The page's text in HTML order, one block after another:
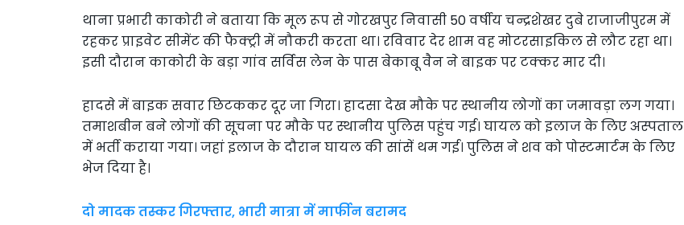
थाना प्रभारी काकोरी ने बताया कि मूल रूप से गोरखपुर निवासी 50 वर्षीय चन्द्रशेखर दुबे राजाजीपुरम में
रहकर प्राइवेट सीमेंट की फैक्ट्री में नौकरी करता था। रविवार देर शाम वह मोटरसाइकिल से लौट रहा था।
इसी दौरान काकोरी के बड़ा गांव सर्विस लेन के पास बेकाबू वैन ने बाइक पर टक्कर मार दी।
हादसे में बाइक सवार छिटककर दूर जा गिरा। हादसा देख मौके पर स्थानीय लोगों का जमावड़ा लग गया।
तमाशबीन बने लोगों की सूचना पर मौके पर स्थानीय पुलिस पहुंच गई। घायल को इलाज के लिए अस्पताल
में भर्ती कराया गया। जहां इलाज के दौरान घायल की सांसें थम गई। पुलिस ने शव को पोस्टमार्टम के लिए
भेज दिया है।
दो मादक तस्कर गिरफ्तार, भारी मात्रा में मार्फीन बरामद